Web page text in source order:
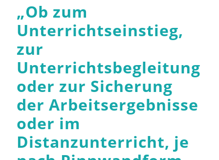
„Ob zum
Unterrichtseinstieg,
zur
Unterrichtsbegleitung
oder zur Sicherung
der Arbeitsergebnisse
oder im
Distanzunterricht, je